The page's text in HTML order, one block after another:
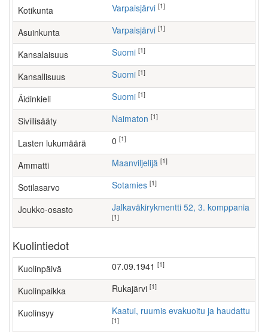
Kotikunta Varpaisjärvi [1]
Asuinkunta Varpaisjärvi [1]
Kansalaisuus Suomi [1]
Kansallisuus Suomi [1]
Äidinkieli Suomi [1]
Siviilisääty Naimaton [1]
Lasten lukumäärä [1]
Ammatti maanviljelijä [1]
Sotilasarvo Sotamies [1]
Joukko-osasto Jalkaväkirykmentti 52, 3. komppania
[1]
Kuolintiedot
Kuolinpäivä 07.09.1941 [1]
Kuolinpaikka Rukajärvi [1]
Kuolinsyy Kaatui, ruumis evakuoitu ja haudattu
[1]